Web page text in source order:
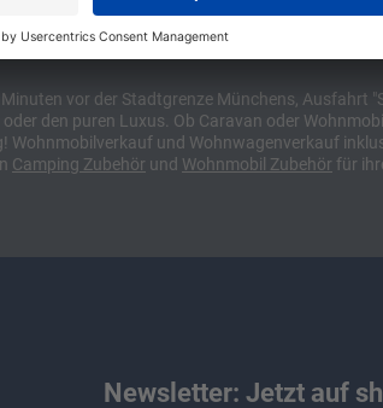
vor der Stadtgrenze Münchens, Ausfahrt
den puren Luxus. Ob Caravan oder
und Wohnwagenverkauf
Camping Zubehör und Wohnmobil Zubehör für
Newsletter: Jetzt auf